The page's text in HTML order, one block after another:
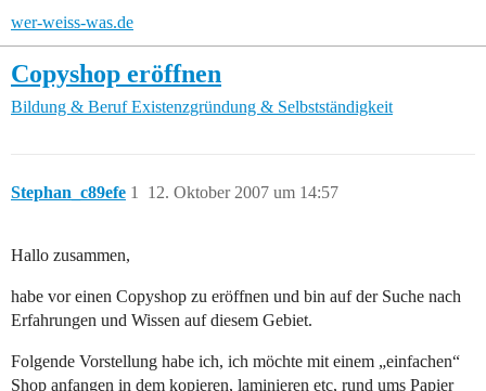
wer-weiss-was.de
Copyshop eröffnen
Bildung & Beruf Existenzgründung & Selbstständigkeit
Stephan_c89efe 12. Oktober 2007 um 14:57
1
Hallo zusammen,
habe vor einen Copyshop zu eröffnen und bin auf der Suche nach
Erfahrungen und Wissen auf diesem Gebiet.
Folgende Vorstellung habe ich, ich möchte mit einem „einfachen“
Shop anfangen in dem kopieren, laminieren etc, rund ums Papier